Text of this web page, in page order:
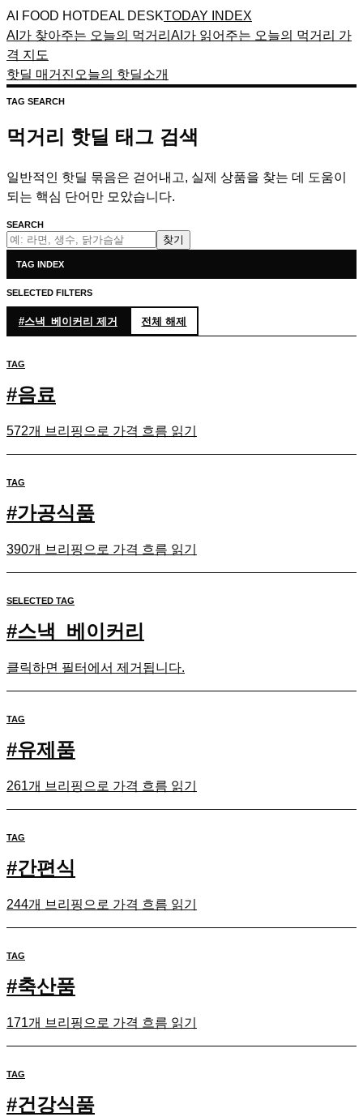
AI FOOD HOTDEAL DESKTODAY INDEX
AI가 찾아주는 오늘의 먹거리 AI가 읽어주는 오늘의 먹거리 가
격 지도
핫딜 매거진 오늘의 핫딜소개
TAG SEARCH
먹거리 핫딜 태그 검색
일반적인 핫딜 묶음은 걷어내고, 실제 상품을 찾는 데 도움이
되는 핵심 단어만 모았습니다.
SEARCH
찾기
TAG INDEX
SELECTED FILTERS
#스낵_베이커리 제거 전체 해제
TAG
#음료
572개 브리핑으로 가격 흐름 읽기
TAG
#가공식품
390개 브리핑으로 가격 흐름 읽기
SELECTED TAG
#스낵_베이커리
클릭하면 필터에서 제거됩니다.
TAG
#유제품
261개 브리핑으로 가격 흐름 읽기
TAG
#간편식
244개 브리핑으로 가격 흐름 읽기
TAG
#축산품
171개 브리핑으로 가격 흐름 읽기
TAG
#건강식품